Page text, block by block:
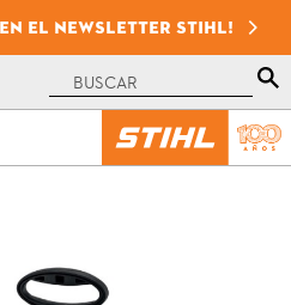
el newsletter STIHL!